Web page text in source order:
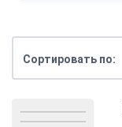
Сортировать по: